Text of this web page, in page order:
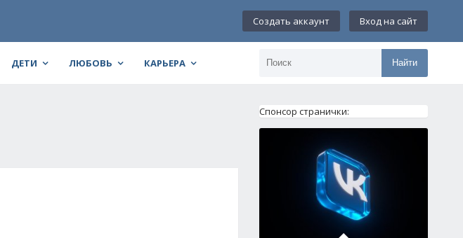
Создать аккаунт Вход на сайт
ДЕТИ ЛЮБОВЬ КАРЬЕРА Найти
Спонсор странички: